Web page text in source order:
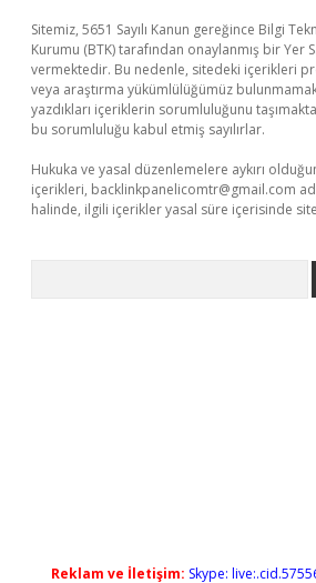
Sitemiz, 5651 Sayılı Kanun gereğince Bilgi
Kurumu (BTK) tarafından onaylanmış bir Yer
vermektedir. Bu nedenle, sitedeki içerikleri
veya araştırma yükümlülüğümüz
yazdıkları içeriklerin sorumluluğunu
bu sorumluluğu kabul etmiş sayılırlar.
Hukuka ve yasal düzenlemelere aykırı
içerikleri, backlinkpanelicomtr@gmail.com
halinde, ilgili içerikler yasal süre içerisinde
Reklam ve İletişim: Skype: